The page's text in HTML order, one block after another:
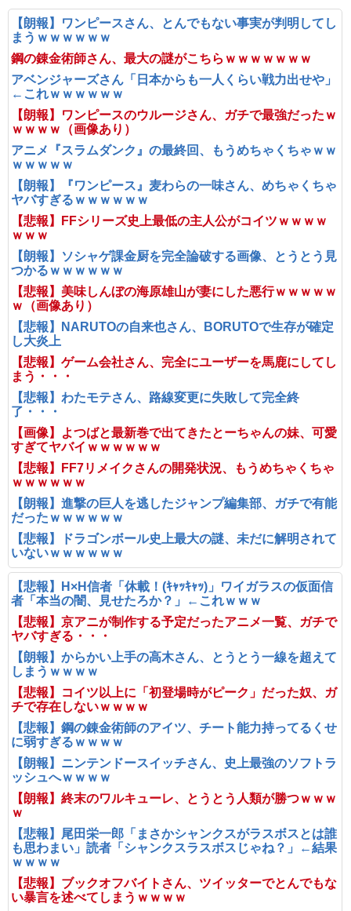
【朗報】ワンピースさん、とんでもない事実が判明してし
まうｗｗｗｗｗｗ
鋼の錬金術師さん、最大の謎がこちらｗｗｗｗｗｗｗ
アベンジャーズさん「日本からも一人くらい戦力出せや」
←これｗｗｗｗｗｗ
【朗報】ワンピースのウルージさん、ガチで最強だったｗ
ｗｗｗｗ（画像あり）
アニメ『スラムダンク』の最終回、もうめちゃくちゃｗｗ
ｗｗｗｗｗ
【朗報】『ワンピース』麦わらの一味さん、めちゃくちゃ
ヤバすぎるｗｗｗｗｗｗ
【悲報】FFシリーズ史上最低の主人公がコイツｗｗｗｗ
ｗｗｗ
【朗報】ソシャゲ課金厨を完全論破する画像、とうとう見
つかるｗｗｗｗｗｗ
【悲報】美味しんぼの海原雄山が妻にした悪行ｗｗｗｗｗ
ｗ（画像あり）
【悲報】NARUTOの自来也さん、BORUTOで生存が確定
し大炎上
【悲報】ゲーム会社さん、完全にユーザーを馬鹿にしてし
まう・・・
【悲報】わたモテさん、路線変更に失敗して完全終
了・・・
【画像】よつばと最新巻で出てきたとーちゃんの妹、可愛
すぎてヤバイｗｗｗｗｗｗ
【悲報】FF7リメイクさんの開発状況、もうめちゃくちゃ
ｗｗｗｗｗｗ
【朗報】進撃の巨人を逃したジャンプ編集部、ガチで有能
だったｗｗｗｗｗｗ
【悲報】ドラゴンボール史上最大の謎、未だに解明されて
いないｗｗｗｗｗｗ
【悲報】H×H信者「休載！(ｷｬｯｷｬｯ)」ワイガラスの仮面信
者「本当の闇、見せたろか？」←これｗｗｗ
【悲報】京アニが制作する予定だったアニメ一覧、ガチで
ヤバすぎる・・・
【朗報】からかい上手の高木さん、とうとう一線を超えて
しまうｗｗｗｗ
【悲報】コイツ以上に「初登場時がピーク」だった奴、ガ
チで存在しないｗｗｗｗ
【悲報】鋼の錬金術師のアイツ、チート能力持ってるくせ
に弱すぎるｗｗｗｗ
【朗報】ニンテンドースイッチさん、史上最強のソフトラ
ッシュへｗｗｗｗ
【朗報】終末のワルキューレ、とうとう人類が勝つｗｗｗ
ｗ
【悲報】尾田栄一郎「まさかシャンクスがラスボスとは誰
も思わまい」読者「シャンクスラスボスじゃね？」←結果
ｗｗｗｗ
【悲報】ブックオフバイトさん、ツイッターでとんでもな
い暴言を述べてしまうｗｗｗｗ